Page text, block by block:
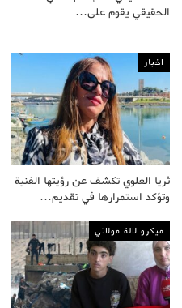
الحقيقي يقوم على…
اخبار
ثريا العلوي تكشف عن رؤيتها الفنية
وتؤكد استمرارها في تقديم…
ميكرو لالة مولاتي